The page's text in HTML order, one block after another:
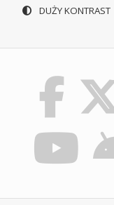
DUŻY KONTRAST